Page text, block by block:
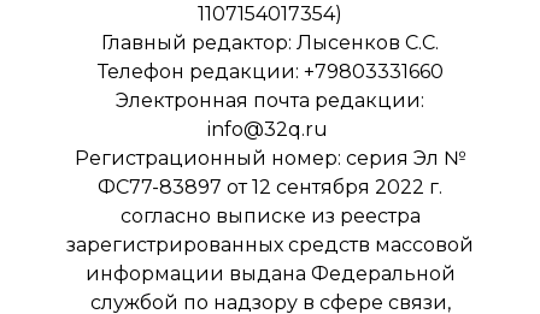
1107154017354)
Главный редактор: Лысенков С.С.
Телефон редакции: +79803331660
Электронная почта редакции:
info@32q.ru
Регистрационный номер: серия Эл №
ФС77-83897 от 12 сентября 2022 г.
согласно выписке из реестра
зарегистрированных средств массовой
информации выдана Федеральной
службой по надзору в сфере связи,